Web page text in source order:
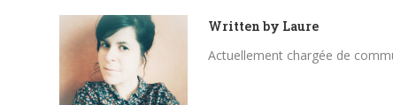
Written by Laure
Actuellement chargée de